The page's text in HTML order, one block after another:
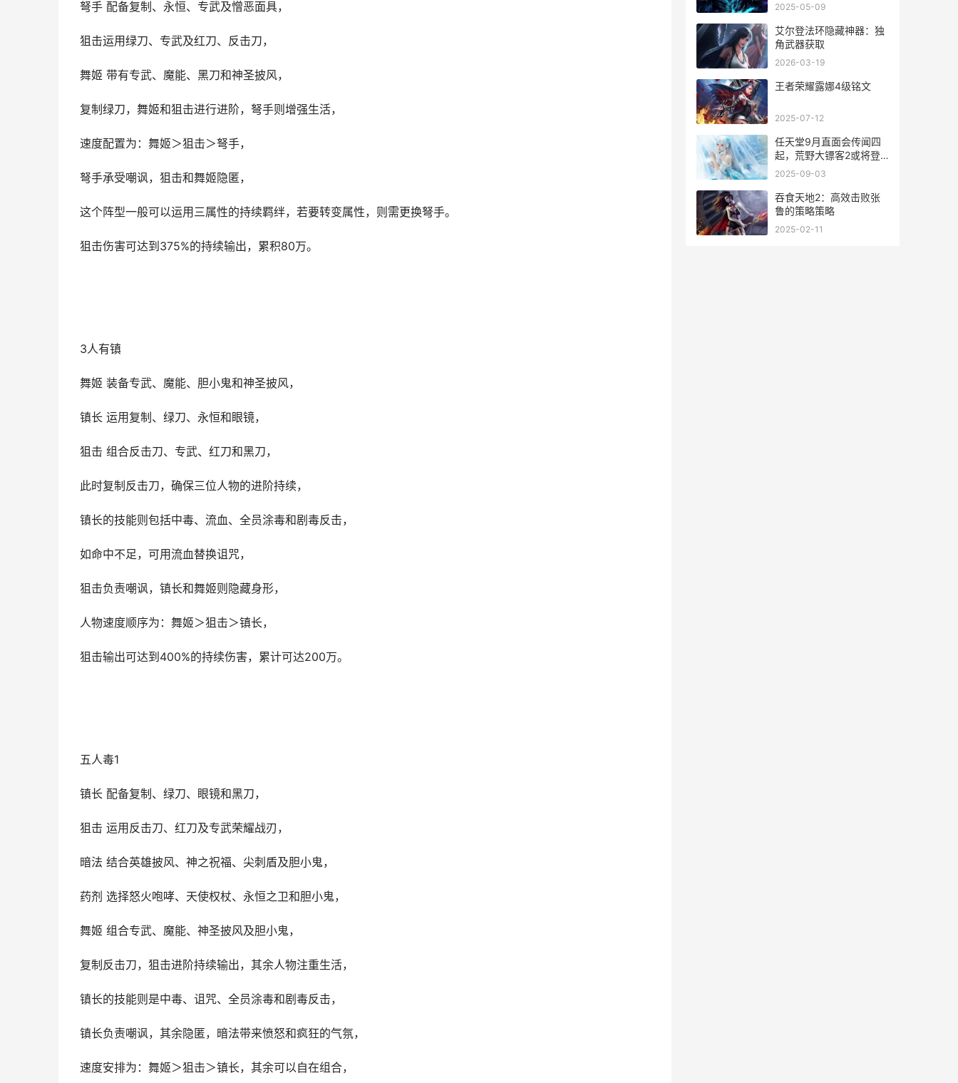
弩手 配备复制、永恒、专武及憎恶面具，
狙击运用绿刀、专武及红刀、反击刀，
舞姬 带有专武、魔能、黑刀和神圣披风，
复制绿刀，舞姬和狙击进行进阶，弩手则增强生活，
速度配置为：舞姬＞狙击＞弩手，
弩手承受嘲讽，狙击和舞姬隐匿，
这个阵型一般可以运用三属性的持续羁绊，若要转变属性，则需更换弩手。
狙击伤害可达到375%的持续输出，累积80万。
3人有镇
舞姬 装备专武、魔能、胆小鬼和神圣披风，
镇长 运用复制、绿刀、永恒和眼镜，
狙击 组合反击刀、专武、红刀和黑刀，
此时复制反击刀，确保三位人物的进阶持续，
镇长的技能则包括中毒、流血、全员涂毒和剧毒反击，
如命中不足，可用流血替换诅咒，
狙击负责嘲讽，镇长和舞姬则隐藏身形，
人物速度顺序为：舞姬＞狙击＞镇长，
狙击输出可达到400%的持续伤害，累计可达200万。
五人毒1
镇长 配备复制、绿刀、眼镜和黑刀，
狙击 运用反击刀、红刀及专武荣耀战刃，
暗法 结合英雄披风、神之祝福、尖刺盾及胆小鬼，
药剂 选择怒火咆哮、天使权杖、永恒之卫和胆小鬼，
舞姬 组合专武、魔能、神圣披风及胆小鬼，
复制反击刀，狙击进阶持续输出，其余人物注重生活，
镇长的技能则是中毒、诅咒、全员涂毒和剧毒反击，
镇长负责嘲讽，其余隐匿，暗法带来愤怒和疯狂的气氛，
速度安排为：舞姬＞狙击＞镇长，其余可以自在组合，
2025-05-09
艾尔登法环隐藏神器：独
角武器获取
2026-03-19
王者荣耀露娜4级铭文
2025-07-12
任天堂9月直面会传闻四
起，荒野大镖客2或将登
陆Switch2引爆期待 任天
2025-09-03
吞食天地2：高效击败张
鲁的策略策略
2025-02-11